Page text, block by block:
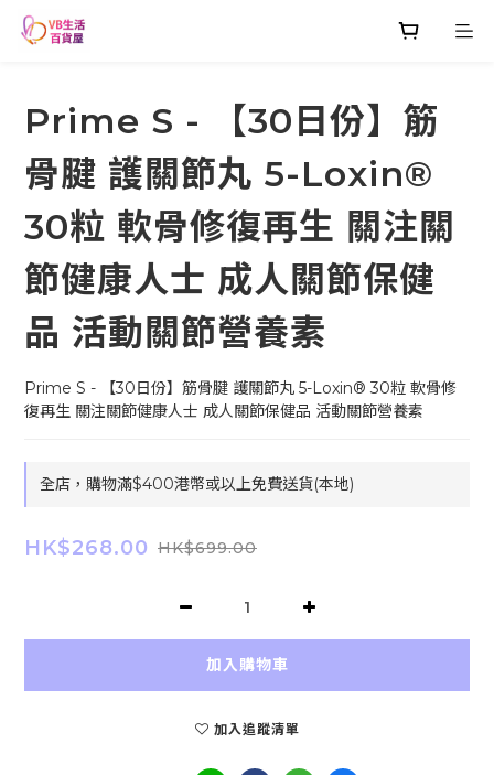
Prime S - 【30日份】筋
骨腱 護關節丸 5-Loxin®
30粒 軟骨修復再生 關注關
節健康人士 成人關節保健
品 活動關節營養素
Prime S - 【30日份】筋骨腱 護關節丸 5-Loxin® 30粒 軟骨修
復再生 關注關節健康人士 成人關節保健品 活動關節營養素
全店，購物滿$400港幣或以上免費送貨(本地)
HK$268.00 HK$699.00
加入購物車
加入追蹤清單